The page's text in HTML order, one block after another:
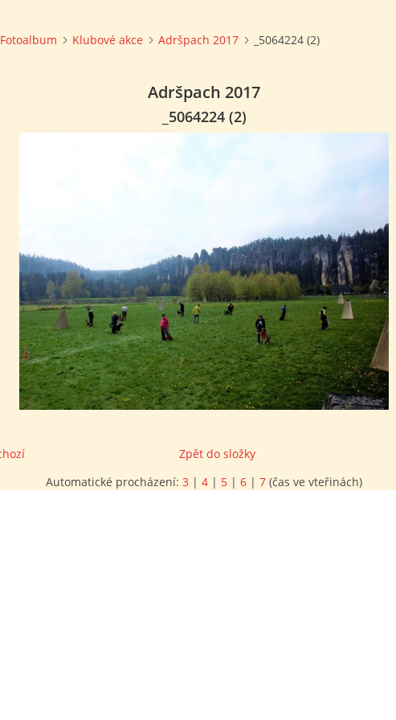
Fotoalbum Klubové akce Adršpach 2017 _5064224 (2)
Adršpach 2017
_5064224 (2)
Zpět do složky
Automatické procházení: 3 | 4 | 5 | 6 | 7 (čas ve vteřinách)